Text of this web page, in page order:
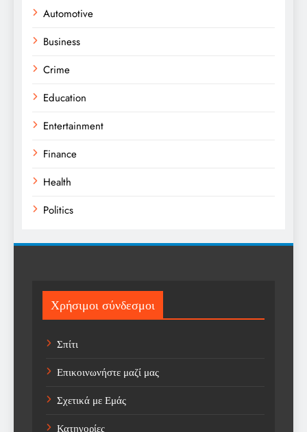
Automotive
Business
Crime
Education
Entertainment
Finance
Health
Politics
Sport
Sports
Technology
Trending
Weather
Χρήσιμοι σύνδεσμοι
Σπίτι
Επικοινωνήστε μαζί μας
Σχετικά με Εμάς
Κατηγορίες